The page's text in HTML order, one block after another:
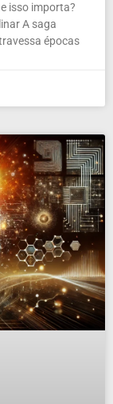
isso importa?
A saga
épocas